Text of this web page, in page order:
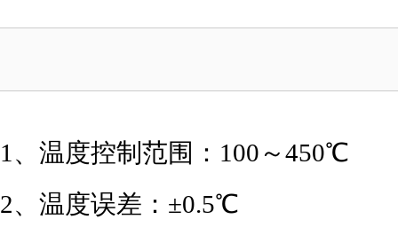
1、温度控制范围：100～450℃
2、温度误差：±0.5℃